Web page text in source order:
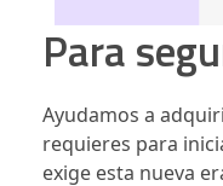
Para
Ayudamos a
requieres para
exige esta nueva